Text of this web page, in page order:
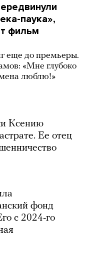
паука»,
фильм
еще до премьеры.
«Мне глубоко
люблю!»
Ксению
Ее отец
фонд
с 2024-го